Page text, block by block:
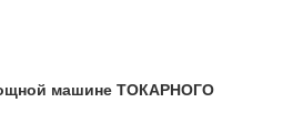
машине ТОКАРНОГО